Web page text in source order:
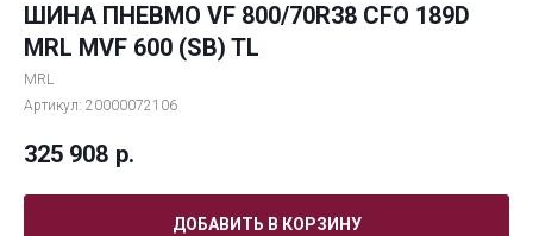
ШИНА ПНЕВМО VF 800/70R38 CFO 189D
MRL MVF 600 (SB) TL
MRL
Артикул: 20000072106
325 908 р.
ДОБАВИТЬ В КОРЗИНУ